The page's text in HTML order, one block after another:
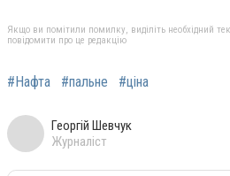
Якщо ви помітили помилку, виділіть необхідний
повідомити про це редакцію
#Нафта #пальне #ціна
Георгій Шевчук
Журналіст